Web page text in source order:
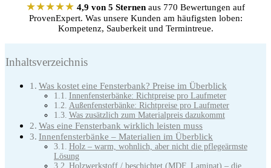
★★★★★ 4,9 von 5 Sternen aus 770 Bewertungen auf
ProvenExpert. Was unsere Kunden am häufigsten loben:
Kompetenz, Sauberkeit und Termintreue.
Inhaltsverzeichnis
Was kostet eine Fensterbank? Preise im Überblick
Innenfensterbänke: Richtpreise pro Laufmeter
Außenfensterbänke: Richtpreise pro Laufmeter
Was zusätzlich zum Materialpreis dazukommt
Was eine Fensterbank wirklich leisten muss
Innenfensterbänke – Materialien im Überblick
Holz – warm, wohnlich, aber nicht die pflegeärmste
Lösung
Holzwerkstoff / beschichtet (MDF, Laminat) – die